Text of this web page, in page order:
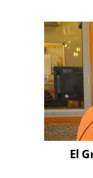
El